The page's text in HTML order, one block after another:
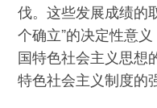
伐。这些发展成绩的
个确立”的决定性意
国特色社会主义思想
特色社会主义制度的